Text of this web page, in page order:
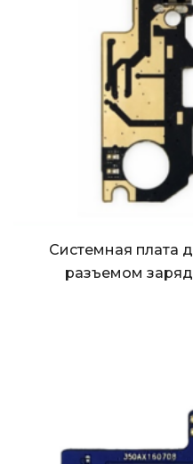
Системная плата
разъемом